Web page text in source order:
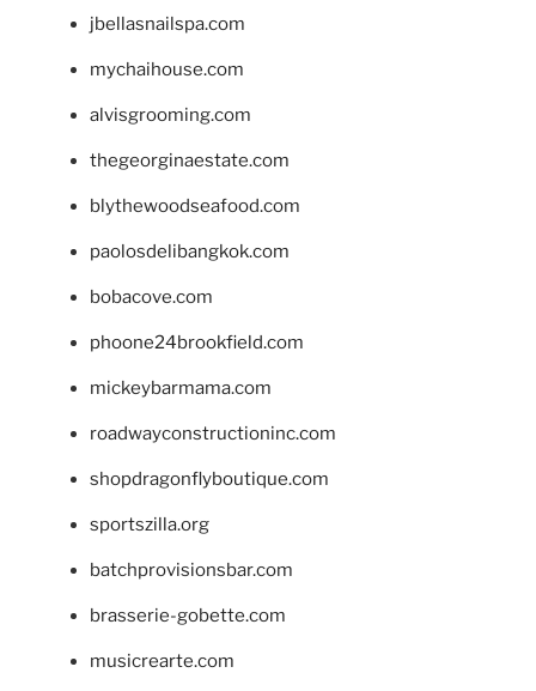
jbellasnailspa.com
mychaihouse.com
alvisgrooming.com
thegeorginaestate.com
blythewoodseafood.com
paolosdelibangkok.com
bobacove.com
phoone24brookfield.com
mickeybarmama.com
roadwayconstructioninc.com
shopdragonflyboutique.com
sportszilla.org
batchprovisionsbar.com
brasserie-gobette.com
musicrearte.com